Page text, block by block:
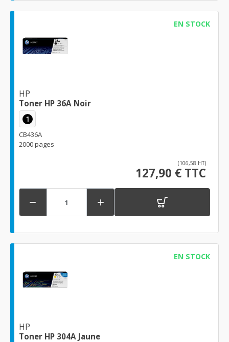
EN STOCK
HP
Toner HP 36A Noir
1
CB436A
2000 pages
(106,58 HT)
127,90 € TTC
 
EN STOCK
HP
Toner HP 304A Jaune